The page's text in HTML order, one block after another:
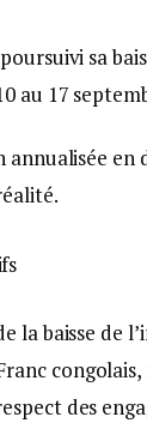
sa
au 17
en
la baisse de
congolais,
des